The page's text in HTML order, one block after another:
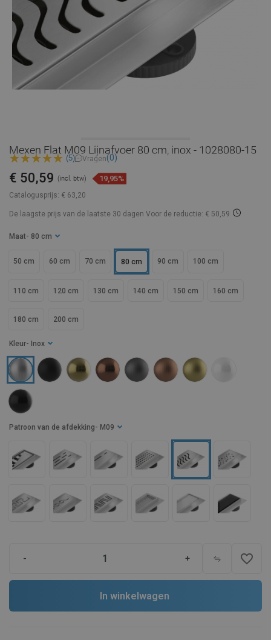
Mexen Flat M09 Lijnafvoer 80 cm, inox - 1028080-15
(5) Vragen(0)
Catalogusprijs: € 63,20
€ 50,59 (incl. btw) 19,95%
De laagste prijs van de laatste 30 dagen Voor de reductie: € 50,59
Maat - 80 cm
50 cm 60 cm 70 cm 80 cm 90 cm 100 cm
110 cm 120 cm 130 cm 140 cm 150 cm 160 cm
180 cm 200 cm
Kleur - Inox
Patroon van de afdekking - M09
- + favorite_border
In winkelwagen